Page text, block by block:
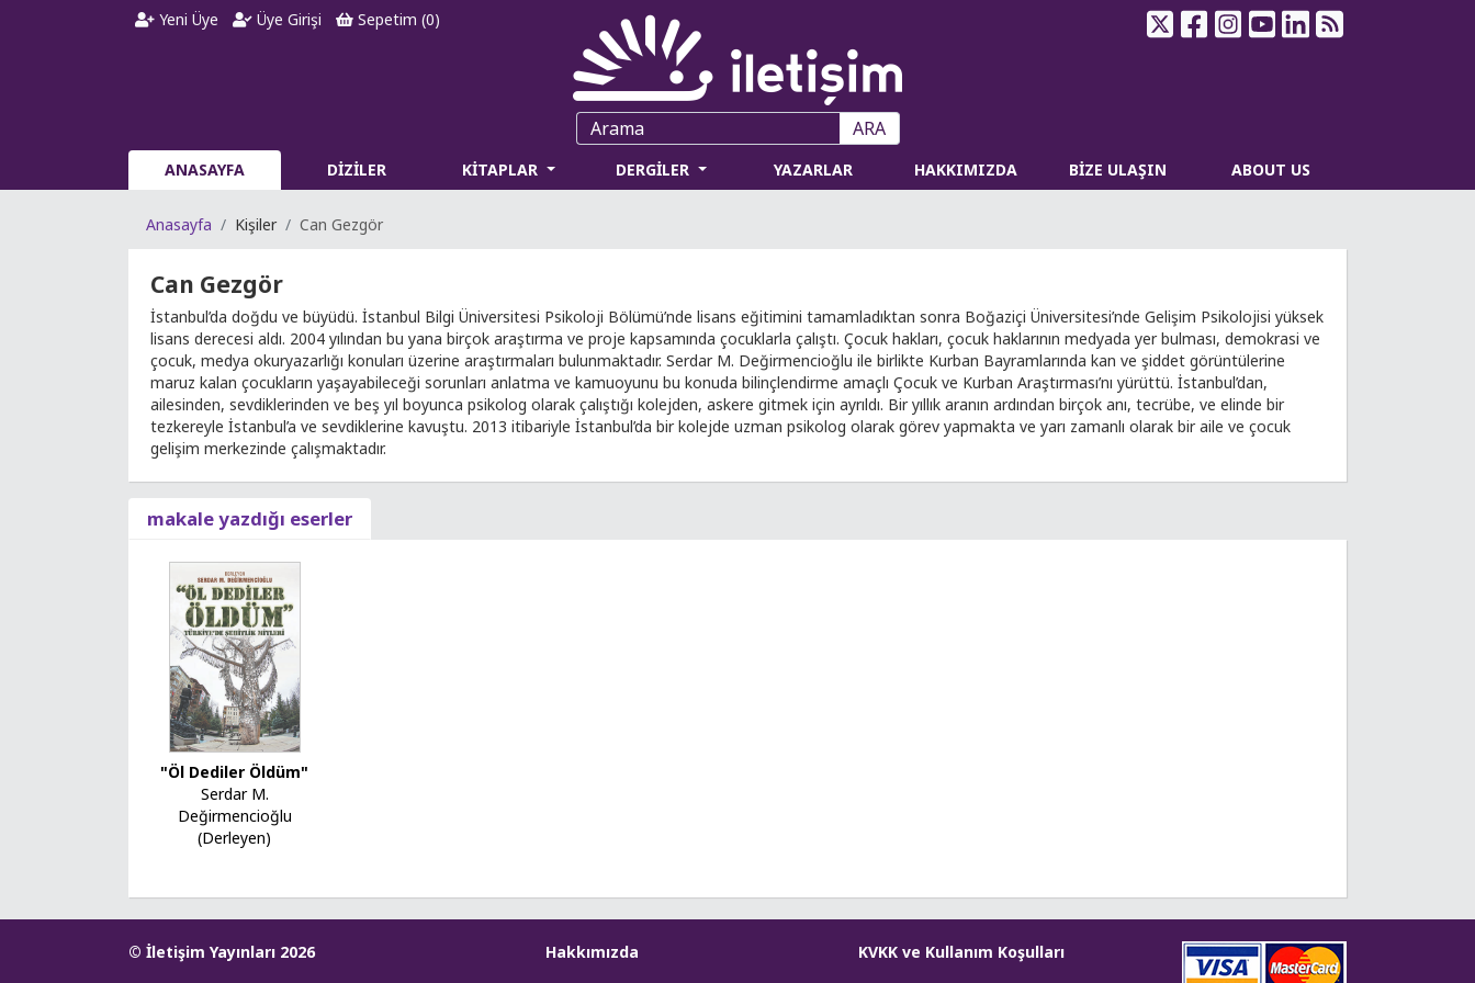
Yeni Üye Üye Girişi Sepetim (0)
ARA
ANASAYFA DİZİLER KİTAPLAR DERGİLER YAZARLAR HAKKIMIZDA BİZE ULAŞIN ABOUT US
Anasayfa Kişiler Can Gezgör
Can Gezgör
İstanbul’da doğdu ve büyüdü. İstanbul Bilgi Üniversitesi Psikoloji Bölümü’nde lisans eğitimini tamamladıktan sonra Boğaziçi Üniversitesi’nde Gelişim Psikolojisi yüksek
lisans derecesi aldı. 2004 yılından bu yana birçok araştırma ve proje kapsamında çocuklarla çalıştı. Çocuk hakları, çocuk haklarının medyada yer bulması, demokrasi ve
çocuk, medya okuryazarlığı konuları üzerine araştırmaları bulunmaktadır. Serdar M. Değirmencioğlu ile birlikte Kurban Bayramlarında kan ve şiddet görüntülerine
maruz kalan çocukların yaşayabileceği sorunları anlatma ve kamuoyunu bu konuda bilinçlendirme amaçlı Çocuk ve Kurban Araştırması’nı yürüttü. İstanbul’dan,
ailesinden, sevdiklerinden ve beş yıl boyunca psikolog olarak çalıştığı kolejden, askere gitmek için ayrıldı. Bir yıllık aranın ardından birçok anı, tecrübe, ve elinde bir
tezkereyle İstanbul’a ve sevdiklerine kavuştu. 2013 itibariyle İstanbul’da bir kolejde uzman psikolog olarak görev yapmakta ve yarı zamanlı olarak bir aile ve çocuk
gelişim merkezinde çalışmaktadır.
makale yazdığı eserler
"Öl Dediler Öldüm"
Serdar M.
Değirmencioğlu
(Derleyen)
© İletişim Yayınları 2026
Hakkımızda
KVKK ve Kullanım Koşulları